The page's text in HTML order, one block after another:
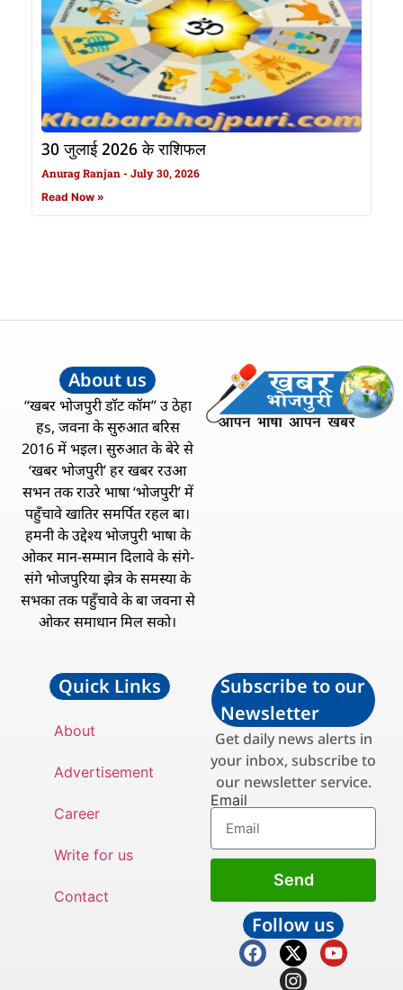
30 जुलाई 2026 के राशिफल
Anurag Ranjan July 30, 2026
Read Now »
About us
“खबर भोजपुरी डॉट कॉम” उ ठेहा
हs, जवना के सुरुआत बरिस
2016 में भइल। सुरुआत के बेरे से
‘खबर भोजपुरी’ हर खबर रउआ
सभन तक राउरे भाषा ‘भोजपुरी’ में
पहुँचावे खातिर समर्पित रहल बा।
हमनी के उद्देश्य भोजपुरी भाषा के
ओकर मान-सम्मान दिलावे के संगे-
संगे भोजपुरिया झेत्र के समस्या के
सभका तक पहुँचावे के बा जवना से
ओकर समाधान मिल सको।
Quick Links
About
Advertisement
Career
Write for us
Contact
Subscribe to our
Newsletter
Get daily news alerts in
your inbox, subscribe to
our newsletter service.
Email
Send
Follow us